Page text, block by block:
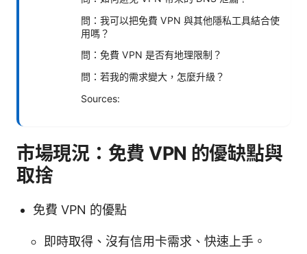
問：我可以把免費 VPN 與其他隱私工具結合使
用嗎？
問：免費 VPN 是否有地理限制？
問：若我的需求變大，怎麼升級？
Sources:
市場現況：免費 VPN 的優缺點與
取捨
免費 VPN 的優點
即時取得、沒有信用卡需求、快速上手。